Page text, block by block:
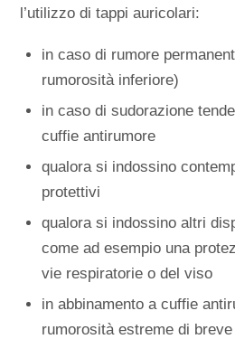
l’utilizzo di tappi auricolari:
in caso di rumore
rumorosità inferiore)
in caso di sudorazione
cuffie antirumore
qualora si indossino
protettivi
qualora si indossino altri
come ad esempio una
vie respiratorie o del viso
in abbinamento a cuffie
rumorosità estreme di